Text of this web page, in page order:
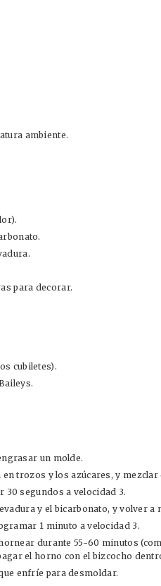
ambiente.
para decorar.
cubiletes).
un molde.
trozos y los azúcares, y
segundos a velocidad 3.
y el bicarbonato, y volver a
1 minuto a velocidad 3.
durante 55-60 minutos
el horno con el bizcocho
enfríe para desmoldar.